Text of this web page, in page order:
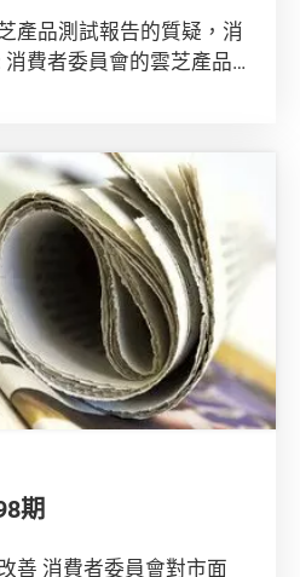
產品測試報告的質疑，消
費者委員會的雲芝產品
期
善 消費者委員會對市面